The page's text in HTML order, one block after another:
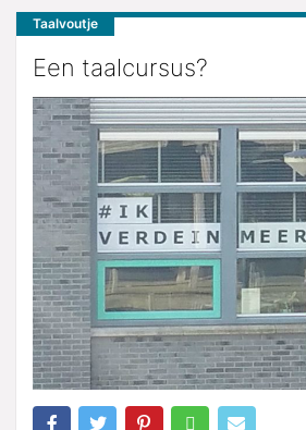
Taalvoutje
Een taalcursus?